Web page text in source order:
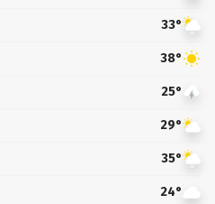
33°
38°
25°
29°
35°
24°